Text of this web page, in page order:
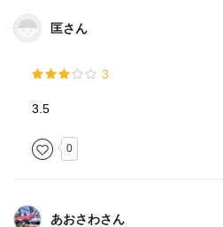
匡さん
3
3.5
0
あおさわさん